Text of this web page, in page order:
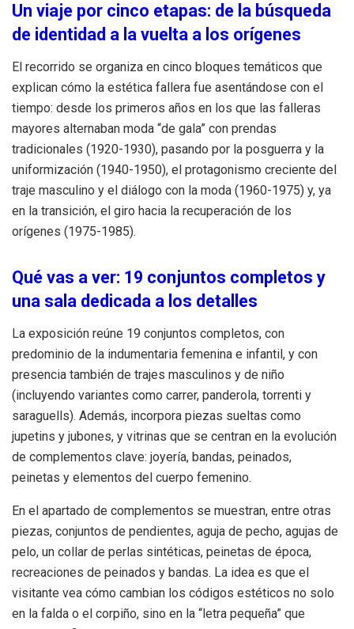
Un viaje por cinco etapas: de la búsqueda
de identidad a la vuelta a los orígenes
El recorrido se organiza en cinco bloques temáticos que
explican cómo la estética fallera fue asentándose con el
tiempo: desde los primeros años en los que las falleras
mayores alternaban moda “de gala” con prendas
tradicionales (1920-1930), pasando por la posguerra y la
uniformización (1940-1950), el protagonismo creciente del
traje masculino y el diálogo con la moda (1960-1975) y, ya
en la transición, el giro hacia la recuperación de los
orígenes (1975-1985).
Qué vas a ver: 19 conjuntos completos y
una sala dedicada a los detalles
La exposición reúne 19 conjuntos completos, con
predominio de la indumentaria femenina e infantil, y con
presencia también de trajes masculinos y de niño
(incluyendo variantes como carrer, panderola, torrenti y
saraguells). Además, incorpora piezas sueltas como
jupetins y jubones, y vitrinas que se centran en la evolución
de complementos clave: joyería, bandas, peinados,
peinetas y elementos del cuerpo femenino.
En el apartado de complementos se muestran, entre otras
piezas, conjuntos de pendientes, aguja de pecho, agujas de
pelo, un collar de perlas sintéticas, peinetas de época,
recreaciones de peinados y bandas. La idea es que el
visitante vea cómo cambian los códigos estéticos no solo
en la falda o el corpiño, sino en la “letra pequeña” que